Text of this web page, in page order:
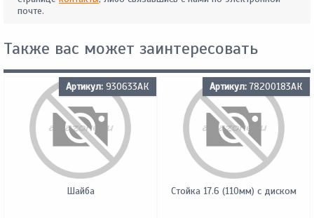
почте.
Также вас может заинтересовать
Артикул: 930633АК
Шайба
Артикул:78200183АК
Стойка 17.6 (110мм) с диском